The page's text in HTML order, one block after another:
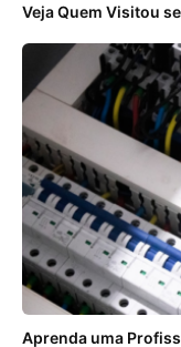
Veja Quem Visitou
Aprenda uma